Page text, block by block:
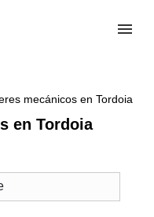
mecánicos en Tordoia
en Tordoia